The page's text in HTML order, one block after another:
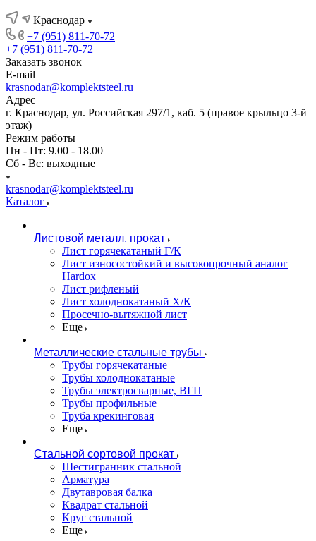
Краснодар
+7 (951) 811-70-72
+7 (951) 811-70-72
Заказать звонок
E-mail
krasnodar@komplektsteel.ru
Адрес
г. Краснодар, ул. Российская 297/1, каб. 5 (правое крыльцо 3-й
этаж)
Режим работы
Пн - Пт: 9.00 - 18.00
Сб - Вс: выходные
krasnodar@komplektsteel.ru
Каталог
Листовой металл, прокат
Лист горячекатаный Г/К
Лист износостойкий и высокопрочный аналог
Hardox
Лист рифленый
Лист холоднокатаный Х/К
Просечно-вытяжной лист
Еще
Металлические стальные трубы
Трубы горячекатаные
Трубы холоднокатаные
Трубы электросварные, ВГП
Трубы профильные
Труба крекинговая
Еще
Стальной сортовой прокат
Шестигранник стальной
Арматура
Двутавровая балка
Квадрат стальной
Круг стальной
Еще